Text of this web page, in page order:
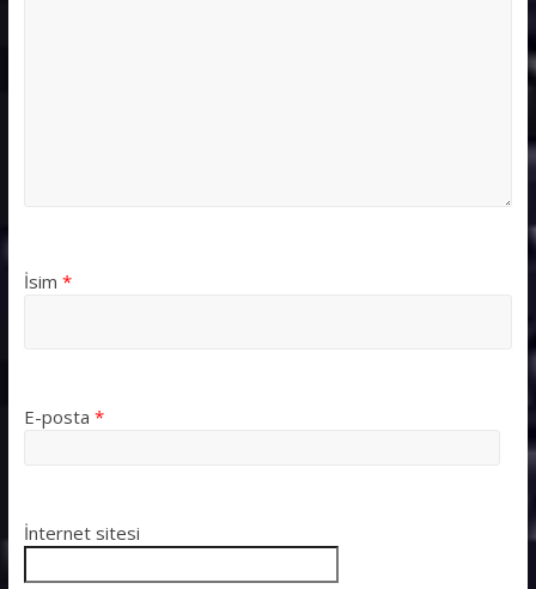
İsim *
E-posta *
İnternet sitesi